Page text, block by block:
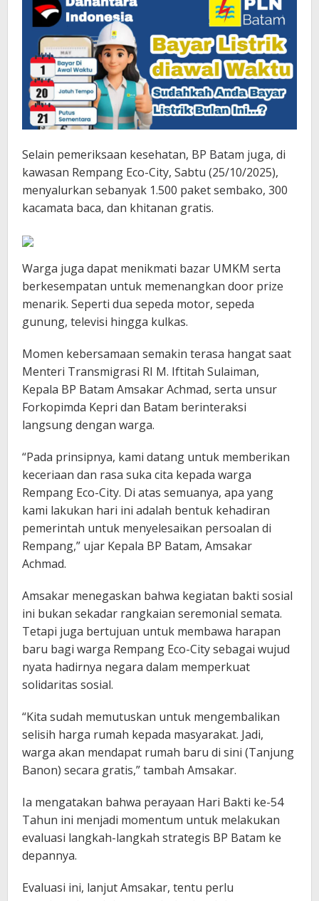
Selain pemeriksaan kesehatan, BP Batam juga, di
kawasan Rempang Eco-City, Sabtu (25/10/2025),
menyalurkan sebanyak 1.500 paket sembako, 300
kacamata baca, dan khitanan gratis.
Warga juga dapat menikmati bazar UMKM serta
berkesempatan untuk memenangkan door prize
menarik. Seperti dua sepeda motor, sepeda
gunung, televisi hingga kulkas.
Momen kebersamaan semakin terasa hangat saat
Menteri Transmigrasi RI M. Iftitah Sulaiman,
Kepala BP Batam Amsakar Achmad, serta unsur
Forkopimda Kepri dan Batam berinteraksi
langsung dengan warga.
“Pada prinsipnya, kami datang untuk memberikan
keceriaan dan rasa suka cita kepada warga
Rempang Eco-City. Di atas semuanya, apa yang
kami lakukan hari ini adalah bentuk kehadiran
pemerintah untuk menyelesaikan persoalan di
Rempang,” ujar Kepala BP Batam, Amsakar
Achmad.
Amsakar menegaskan bahwa kegiatan bakti sosial
ini bukan sekadar rangkaian seremonial semata.
Tetapi juga bertujuan untuk membawa harapan
baru bagi warga Rempang Eco-City sebagai wujud
nyata hadirnya negara dalam memperkuat
solidaritas sosial.
“Kita sudah memutuskan untuk mengembalikan
selisih harga rumah kepada masyarakat. Jadi,
warga akan mendapat rumah baru di sini (Tanjung
Banon) secara gratis,” tambah Amsakar.
Ia mengatakan bahwa perayaan Hari Bakti ke-54
Tahun ini menjadi momentum untuk melakukan
evaluasi langkah-langkah strategis BP Batam ke
depannya.
Evaluasi ini, lanjut Amsakar, tentu perlu